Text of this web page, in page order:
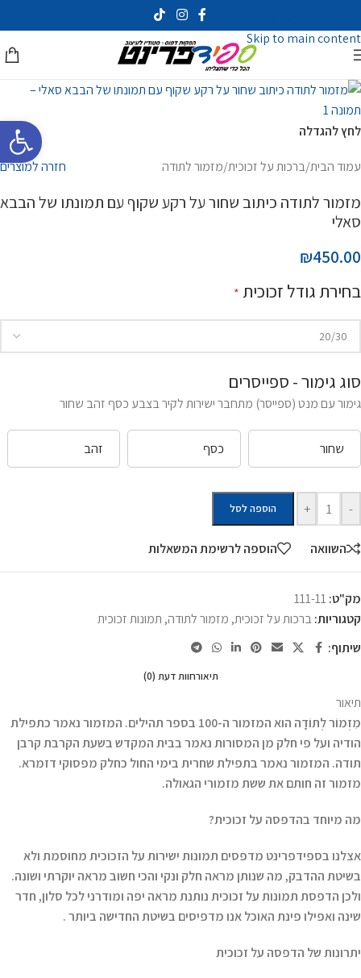
פתח
Skip to main content
לחץ להגדלה
עמוד הבית/ברכות על זכוכית/מזמור לתודה חזרה למוצרים
מזמור לתודה כיתוב שחור על רקע שקוף עם תמונתו של הבבא
סאלי
₪450.00
בחירת גודל זכוכית *
סוג גימור - ספייסרים
גימור עם מנט (ספייסר) מתחבר ישירות לקיר בצבע כסף זהב שחור
שחור כסף זהב
-
+ הוספה לסל
השוואה הוספה לרשימת המשאלות
מק"ט: 111-11
קטגוריות: ברכות על זכוכית, מזמור לתודה, תמונות זכוכית
שיתוף:
תיאורחוות דעת (0)
תיאור
מִזְמוֹר לְתוֹדָה הוא המזמור ה-100 בספר תהילים. המזמור נאמר כתפילת
הודיה ועל פי חלק מן המסורות נאמר בבית המקדש בשעת הקרבת קרבן
תודה. המזמור נאמר בתפילת שחרית בימי החול כחלק מפסוקי דזמרא.
מזמור זה חותם את ששת מזמורי הגאולה.
מה מיוחד בהדפסה על זכוכית?
אצלנו בספידפרינט מדפסים תמונות ישירות על הזכוכית מחוסמת ולא
בשיטת ההדבק, מה שנותן מראה חלק ונקי והכי חשוב מראה יוקרתי ושונה.
ולכן הדפסת תמונות על זכוכית נותנת מראה יפה ומודרני לכל סלון, חדר
שינה ואפילו פינת האוכל אנו מדפיסים בשיטת החדישה ביותר .
יתרונות של הדפסה על זכוכית